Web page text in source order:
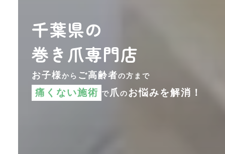
千葉県の
巻き爪専門店
お子様から ご高齢者の方まで
痛くない施術 で爪のお悩みを解消！